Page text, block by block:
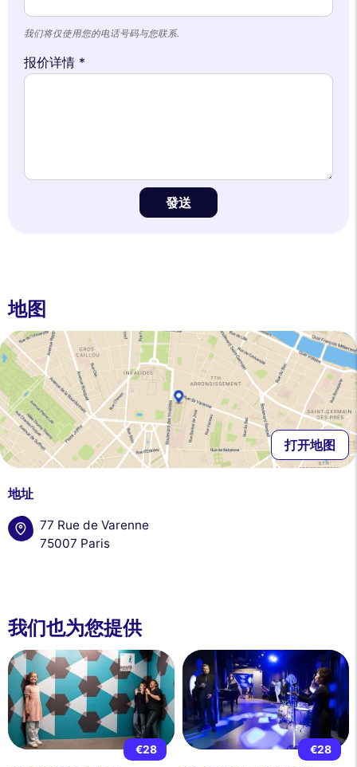
我们将仅使用您的电话号码与您联系.
报价详情 *
發送
地图
打开地图
地址
77 Rue de Varenne
75007 Paris
我们也为您提供
€28 €28